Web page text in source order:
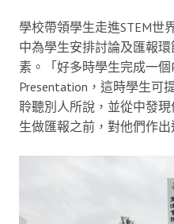
學校帶領學生走進STEM世
中為學生安排討論及匯報
素。「好多時學生完成一
Presentation，這時學生可
聆聽別人所說，並從中發
生做匯報之前，對他們作出